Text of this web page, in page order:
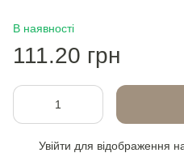
В наявності
111.20 грн
Увійти для відображення